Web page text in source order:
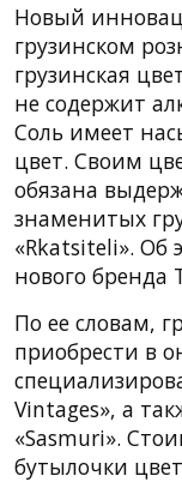
Новый
грузинском
грузинская
не содержит
Соль имеет
цвет. Своим
обязана
знаменитых
«Rkatsiteli». Об
нового бренда
По ее словам,
приобрести в
Vintages», а
«Sasmuri».
бутылочки